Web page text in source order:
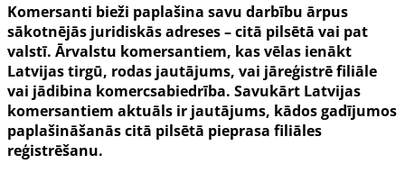
Komersanti bieži paplašina savu darbību ārpus
sākotnējās juridiskās adreses – citā pilsētā vai pat
valstī. Ārvalstu komersantiem, kas vēlas ienākt
Latvijas tirgū, rodas jautājums, vai jāreģistrē filiāle
vai jādibina komercsabiedrība. Savukārt Latvijas
komersantiem aktuāls ir jautājums, kādos gadījumos
paplašināšanās citā pilsētā pieprasa filiāles
reģistrēšanu.